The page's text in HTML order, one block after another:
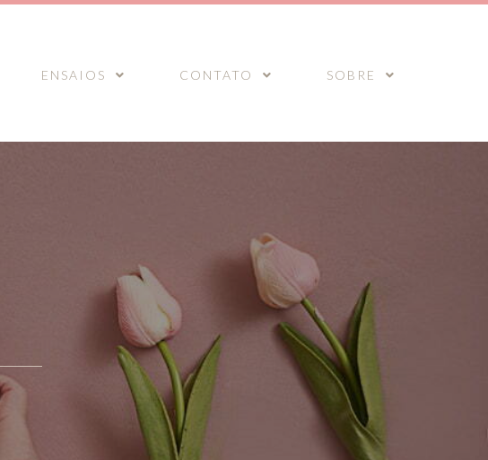
ENSAIOS CONTATO SOBRE